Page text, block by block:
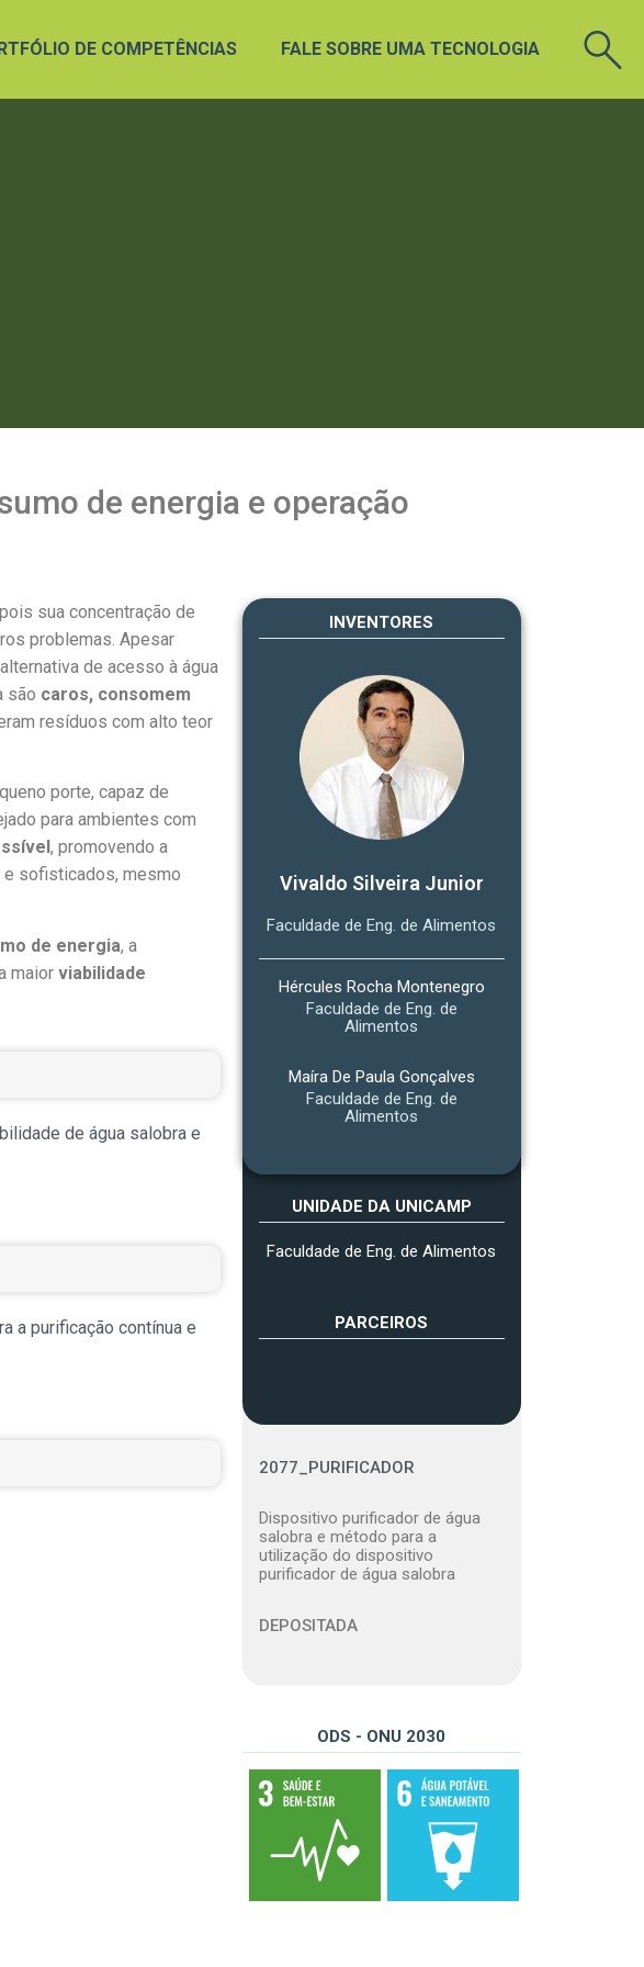
DE COMPETÊNCIAS FALE SOBRE UMA TECNOLOGIA
de energia e operação
sua concentração de
problemas. Apesar
de acesso à água
são caros, consomem
resíduos com alto teor
porte, capaz de
para ambientes com
, promovendo a
sofisticados, mesmo
de energia, a
maior viabilidade
de água salobra e
a purificação contínua e
INVENTORES
Vivaldo Silveira Junior
Faculdade de Eng. de Alimentos
Hércules Rocha Montenegro
Faculdade de Eng. de
Alimentos
Maíra De Paula Gonçalves
Faculdade de Eng. de
Alimentos
UNIDADE DA UNICAMP
Faculdade de Eng. de Alimentos
PARCEIROS
2077_PURIFICADOR
Dispositivo purificador de água
salobra e método para a
utilização do dispositivo
purificador de água salobra
DEPOSITADA
ODS - ONU 2030